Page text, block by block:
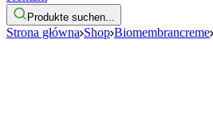
Produkte suchen...
Strona główna Shop Biomembrancreme